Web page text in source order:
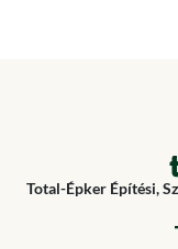
Total-Épker Építési,